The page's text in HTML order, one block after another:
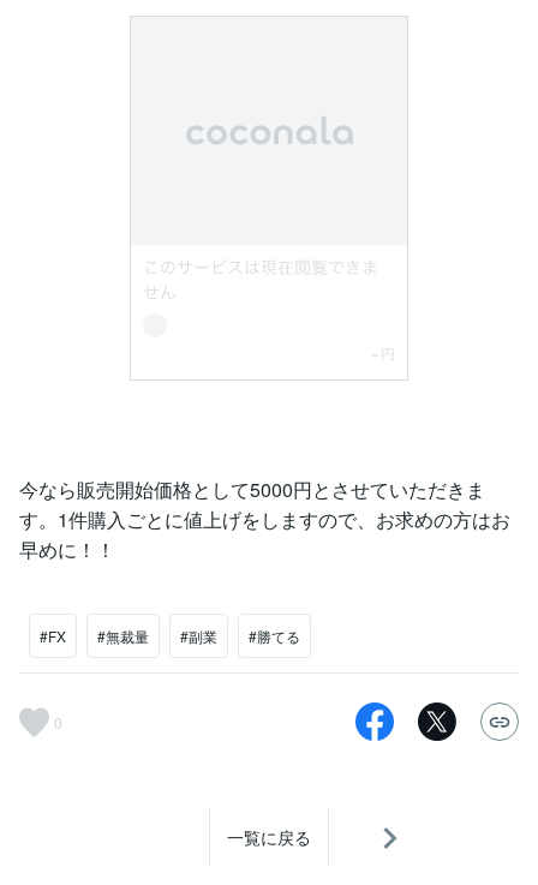
今なら販売開始価格として5000円とさせていただきま
す。1件購入ごとに値上げをしますので、お求めの方はお
早めに！！
#FX #無裁量 #副業 #勝てる
0
一覧に戻る